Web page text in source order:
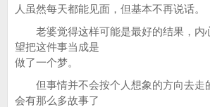
人虽然每天都能见面，但基本不再说话。
老婆觉得这样可能是最好的结果，内
望把这件事当成是
做了一个梦。
但事情并不会按个人想象的方向去走
会有那么多故事了